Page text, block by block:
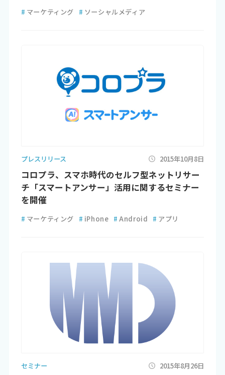
# マーケティング # ソーシャルメディア
プレスリリース 2015年10月8日
コロプラ、スマホ時代のセルフ型ネットリサー
チ「スマートアンサー」活用に関するセミナー
を開催
# マーケティング # iPhone # Android # アプリ
セミナー 2015年8月26日